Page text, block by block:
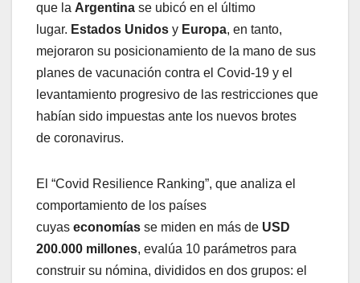
que la Argentina se ubicó en el último
lugar. Estados Unidos y Europa, en tanto,
mejoraron su posicionamiento de la mano de sus
planes de vacunación contra el Covid-19 y el
levantamiento progresivo de las restricciones que
habían sido impuestas ante los nuevos brotes
de coronavirus.
El “Covid Resilience Ranking”, que analiza el
comportamiento de los países
cuyas economías se miden en más de USD
200.000 millones, evalúa 10 parámetros para
construir su nómina, divididos en dos grupos: el